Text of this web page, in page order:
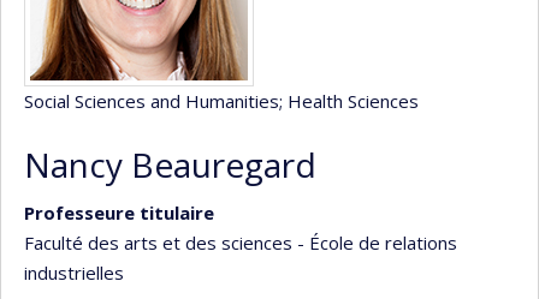
Social Sciences and Humanities; Health Sciences
Nancy Beauregard
Professeure titulaire
Faculté des arts et des sciences - École de relations
industrielles